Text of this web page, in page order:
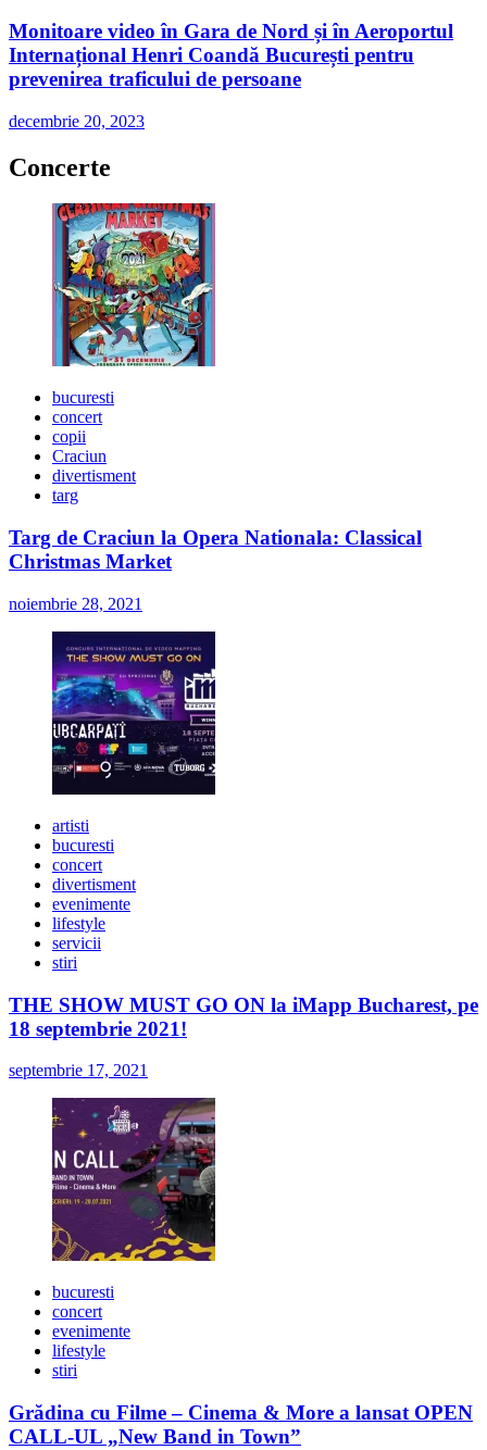
Monitoare video în Gara de Nord și în Aeroportul
Internațional Henri Coandă București pentru
prevenirea traficului de persoane
decembrie 20, 2023
Concerte
bucuresti
concert
copii
Craciun
divertisment
targ
Targ de Craciun la Opera Nationala: Classical
Christmas Market
noiembrie 28, 2021
artisti
bucuresti
concert
divertisment
evenimente
lifestyle
servicii
stiri
THE SHOW MUST GO ON la iMapp Bucharest, pe
18 septembrie 2021!
septembrie 17, 2021
bucuresti
concert
evenimente
lifestyle
stiri
Grădina cu Filme – Cinema & More a lansat OPEN
CALL-UL „New Band in Town”